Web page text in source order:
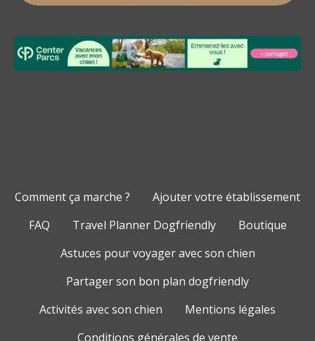
Comment ça marche ?
Ajouter votre établissement
FAQ
Travel Planner Dogfriendly
Boutique
Astuces pour voyager avec son chien
Partager son bon plan dogfriendly
Activités avec son chien
Mentions légales
Conditions générales de vente